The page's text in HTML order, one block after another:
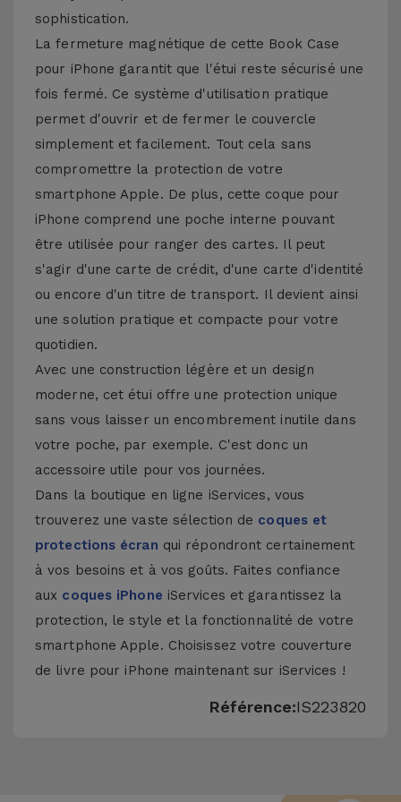
sophistication.
La fermeture magnétique de cette Book Case
pour iPhone garantit que l'étui reste sécurisé une
fois fermé. Ce système d'utilisation pratique
permet d'ouvrir et de fermer le couvercle
simplement et facilement. Tout cela sans
compromettre la protection de votre
smartphone Apple. De plus, cette coque pour
iPhone comprend une poche interne pouvant
être utilisée pour ranger des cartes. Il peut
s'agir d'une carte de crédit, d'une carte d'identité
ou encore d'un titre de transport. Il devient ainsi
une solution pratique et compacte pour votre
quotidien.
Avec une construction légère et un design
moderne, cet étui offre une protection unique
sans vous laisser un encombrement inutile dans
votre poche, par exemple. C'est donc un
accessoire utile pour vos journées.
Dans la boutique en ligne iServices, vous
trouverez une vaste sélection de coques et
protections écran qui répondront certainement
à vos besoins et à vos goûts. Faites confiance
aux coques iPhone iServices et garantissez la
protection, le style et la fonctionnalité de votre
smartphone Apple. Choisissez votre couverture
de livre pour iPhone maintenant sur iServices !
Référence:IS223820